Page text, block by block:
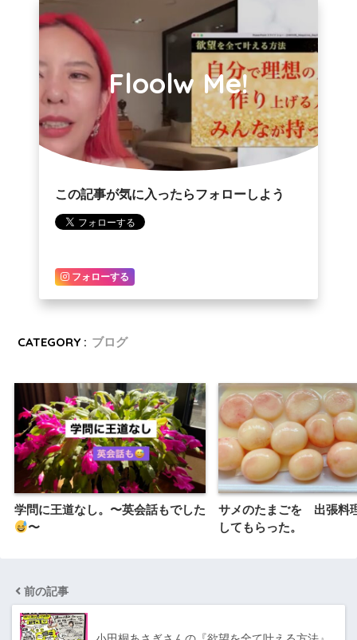
Floolw Me!
この記事が気に入ったらフォローしよう
フォローする
CATEGORY : ブログ
学問に王道なし。〜英会話もでした
〜
サメのたまごを 出張料
してもらった。
前の記事